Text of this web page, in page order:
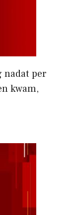
nadat per
kwam,